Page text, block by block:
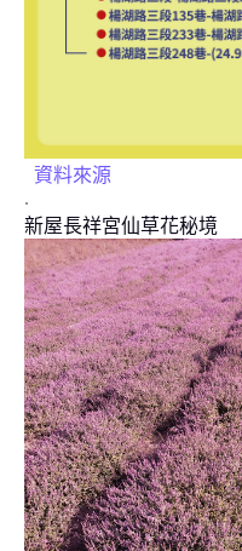
資料來源
.
新屋長祥宮仙草花秘境